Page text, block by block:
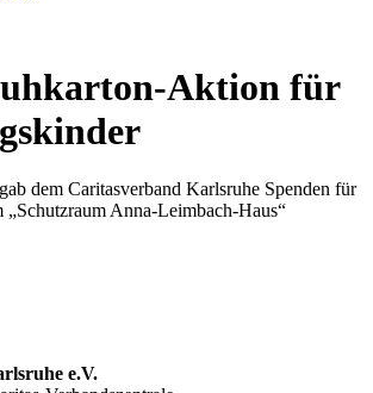
Aktion für
dem Caritasverband Karlsruhe Spenden für
Anna-Leimbach-Haus“
e.V.